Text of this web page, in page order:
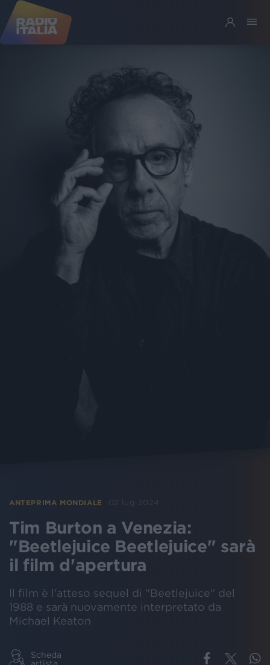
ANTEPRIMA MONDIALE 02 lug 2024
Tim Burton a Venezia:
"Beetlejuice Beetlejuice" sarà
il film d'apertura
Il film è l'atteso sequel di "Beetlejuice" del
1988 e sarà nuovamente interpretato da
Michael Keaton
Scheda